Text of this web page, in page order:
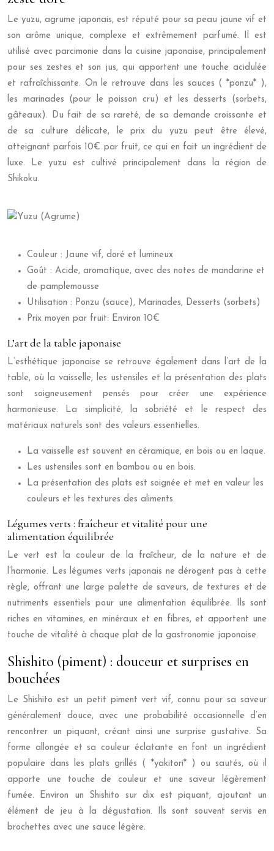
Le yuzu, agrume japonais, est réputé pour sa peau jaune vif et
son arôme unique, complexe et extrêmement parfumé. Il est
utilisé avec parcimonie dans la cuisine japonaise, principalement
pour ses zestes et son jus, qui apportent une touche acidulée
et rafraîchissante. On le retrouve dans les sauces ( *ponzu* ),
les marinades (pour le poisson cru) et les desserts (sorbets,
gâteaux). Du fait de sa rareté, de sa demande croissante et
de sa culture délicate, le prix du yuzu peut être élevé,
atteignant parfois 10€ par fruit, ce qui en fait un ingrédient de
luxe. Le yuzu est cultivé principalement dans la région de
Shikoku.
Couleur : Jaune vif, doré et lumineux
Goût : Acide, aromatique, avec des notes de mandarine et
de pamplemousse
Utilisation : Ponzu (sauce), Marinades, Desserts (sorbets)
Prix moyen par fruit: Environ 10€
L’art de la table japonaise
L’esthétique japonaise se retrouve également dans l’art de la
table, où la vaisselle, les ustensiles et la présentation des plats
sont soigneusement pensés pour créer une expérience
harmonieuse. La simplicité, la sobriété et le respect des
matériaux naturels sont des valeurs essentielles.
La vaisselle est souvent en céramique, en bois ou en laque.
Les ustensiles sont en bambou ou en bois.
La présentation des plats est soignée et met en valeur les
couleurs et les textures des aliments.
Légumes verts : fraîcheur et vitalité pour une
alimentation équilibrée
Le vert est la couleur de la fraîcheur, de la nature et de
l’harmonie. Les légumes verts japonais ne dérogent pas à cette
règle, offrant une large palette de saveurs, de textures et de
nutriments essentiels pour une alimentation équilibrée. Ils sont
riches en vitamines, en minéraux et en fibres, et apportent une
touche de vitalité à chaque plat de la gastronomie japonaise.
Shishito (piment) : douceur et surprises en
bouchées
Le Shishito est un petit piment vert vif, connu pour sa saveur
généralement douce, avec une probabilité occasionnelle d’en
rencontrer un piquant, créant ainsi une surprise gustative. Sa
forme allongée et sa couleur éclatante en font un ingrédient
populaire dans les plats grillés ( *yakitori* ) ou sautés, où il
apporte une touche de couleur et une saveur légèrement
fumée. Environ un Shishito sur dix est piquant, ajoutant un
élément de jeu à la dégustation. Ils sont souvent servis en
brochettes avec une sauce légère.